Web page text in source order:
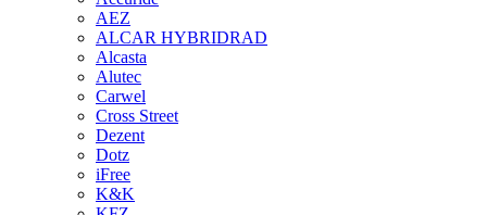
AEZ
ALCAR HYBRIDRAD
Alcasta
Alutec
Carwel
Cross Street
Dezent
Dotz
iFree
K&K